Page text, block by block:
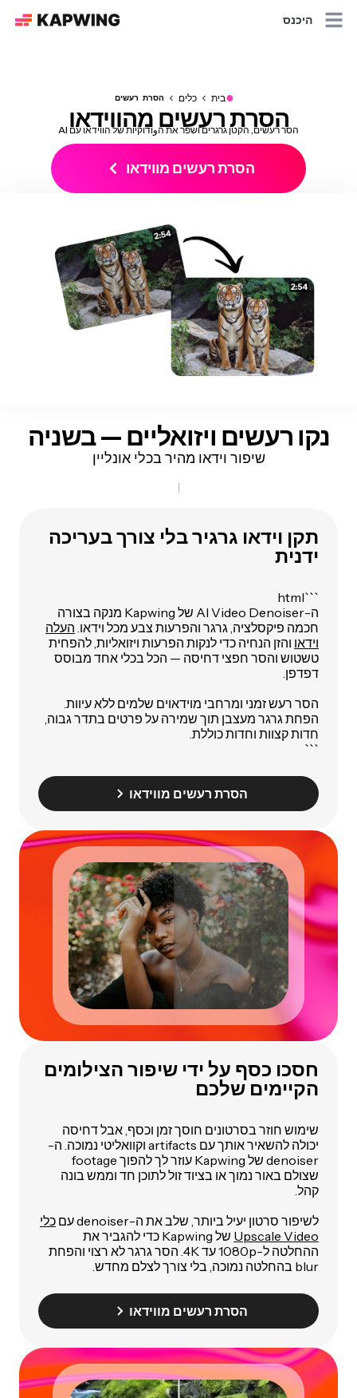
היכנס
●בית כלים הסרת רעשים
הסרת רעשים מהווידאו
הסר רעשים, הקטן גרגרים ושפר את הوודוקיות של הווידאו עם AI
הסרת רעשים מווידאו
נקו רעשים ויזואליים — בשניה
שיפור וידאו מהיר בכלי אונליין
תקן וידאו גרגיר בלי צורך בעריכה
ידנית
```html
ה-AI Video Denoiser של Kapwing מנקה בצורה
חכמה פיקסלציה, גרגר והפרעות צבע מכל וידאו. העלה
וידאו והזן הנחיה כדי לנקות הפרעות ויזואליות, להפחית
טשטוש והסר חפצי דחיסה — הכל בכלי אחד מבוסס
דפדפן.
הסר רעש זמני ומרחבי מוידאוים שלמים ללא עיוות.
הפחת גרגר מעצבן תוך שמירה על פרטים בתדר גבוה,
חדות קצוות וחדות כוללת.
```
הסרת רעשים מווידאו
חסכו כסף על ידי שיפור הצילומים
הקיימים שלכם
שימוש חוזר בסרטונים חוסך זמן וכסף, אבל דחיסה
יכולה להשאיר אותך עם artifacts וקוואליטי נמוכה. ה-
denoiser של Kapwing עוזר לך להפוך footage
שצולם באור נמוך או בציוד זול לתוכן חד וממש בונה
קהל.
לשיפור סרטון יעיל ביותר, שלב את ה-denoiser עם
כלי
Upscale Video
של Kapwing כדי להגביר את
ההחלטה ל-1080p עד 4K. הסר גרגר לא רצוי והפחת
blur בהחלטה נמוכה, בלי צורך לצלם מחדש.
הסרת רעשים מווידאו